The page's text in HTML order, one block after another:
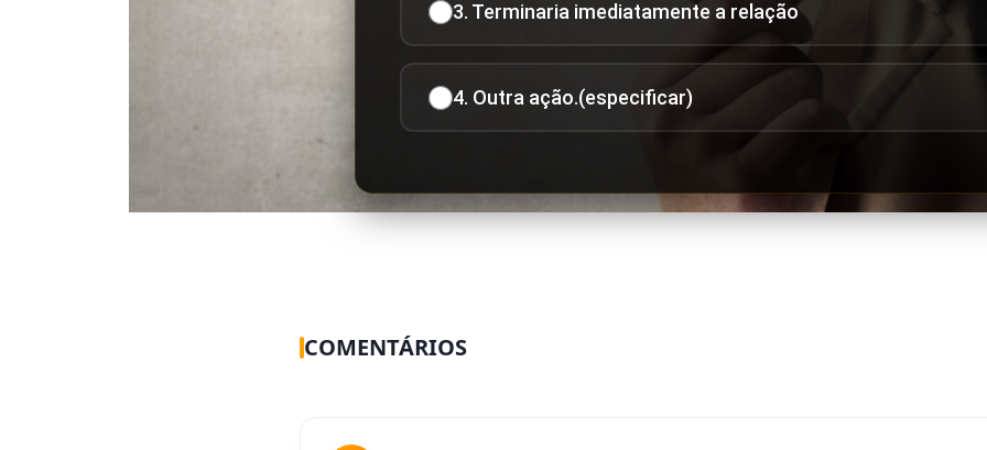
3. Terminaria imediatamente a relação
4. Outra ação.(especificar)
COMENTÁRIOS